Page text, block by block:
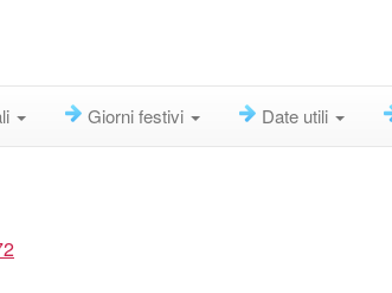
Giorni festivi Date utili